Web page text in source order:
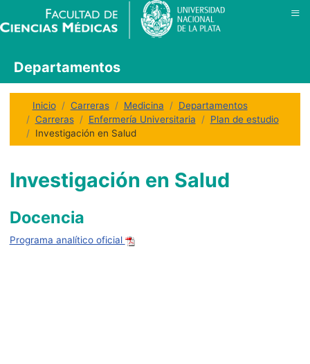
Inicio Carreras Medicina
Departamentos
Carreras
Enfermería Universitaria
Plan de estudio
Investigación en Salud
Investigación en Salud
Docencia
Programa analítico oficial
Departamentos
≡